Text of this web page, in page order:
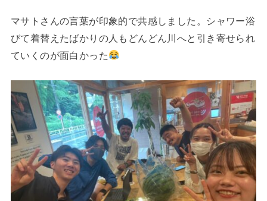
マサトさんの言葉が印象的で共感しました。シャワー浴
びて着替えたばかりの人もどんどん川へと引き寄せられ
ていくのが面白かった